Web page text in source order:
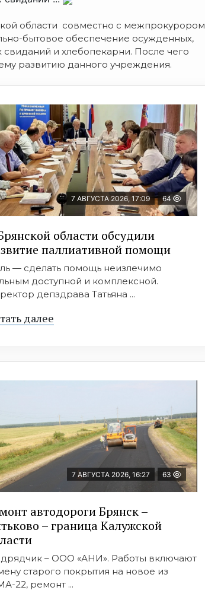
области совместно с межпрокурором
бытовое обеспечение осужденных,
и хлебопекарни. После чего
развитию данного учреждения.
7 АВГУСТА 2026, 17:09 64
области обсудили
паллиативной помощи
— сделать помощь неизлечимо
доступной и комплексной.
депздрава Татьяна ...
далее
7 АВГУСТА 2026, 16:27 63
автодороги Брянск –
– граница Калужской
– ООО «АНИ». Работы включают
старого покрытия на новое из
22, ремонт ...